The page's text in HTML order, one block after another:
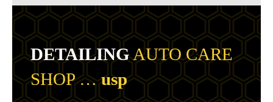
DETAILINGAUTO CARE
SHOP …usp